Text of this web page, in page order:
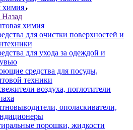
химия
Назад
химия
для очистки поверхностей и
для ухода за одеждой и
средства для посуды,
техники
воздуха, поглотители
ополаскиватели,
порошки, жидкости